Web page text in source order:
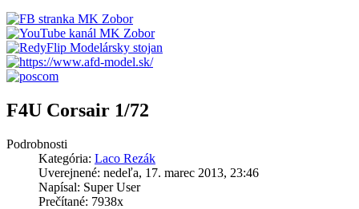
F4U Corsair 1/72
Podrobnosti
Kategória: Laco Rezák
Uverejnené: nedeľa, 17. marec 2013, 23:46
Napísal: Super User
Prečítané: 7938x